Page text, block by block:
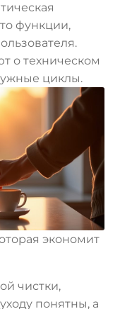
функции,
о техническом
циклы.
экономит
чистки,
понятны, а